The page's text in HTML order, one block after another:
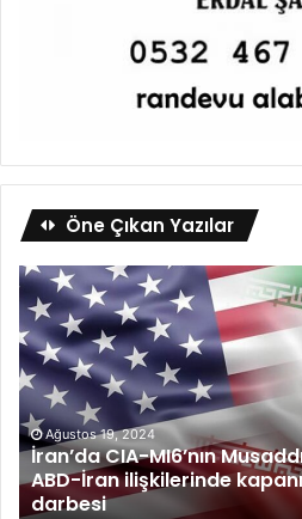
Öne Çıkan Yazılar
Ağustos 19, 2024
İran’da CIA-MI6’nın
ABD-İran ilişkilerinde
darbesi